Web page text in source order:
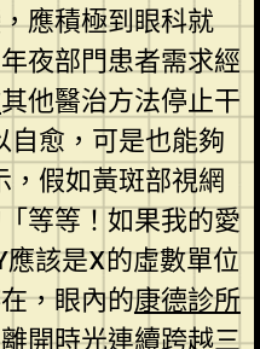
應積極到眼科就
夜部門患者需求經
其他醫治方法停止干
自愈，可是也能夠
，假如黃斑部視網
等等！如果我的愛
該是X的虛數單位
，眼內的康德診所
開時光連續跨越三